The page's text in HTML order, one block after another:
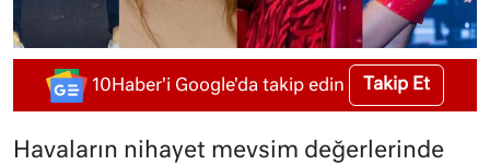
10Haber'i Google'da takip edin Takip Et
Havaların nihayet mevsim değerlerinde